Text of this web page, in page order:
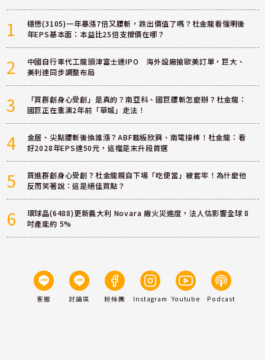
1
穩懋(3105)一年暴漲7倍又腰斬，跌出價值了嗎？杜金龍看懂明後
年EPS基本面：本益比25倍支撐價在哪？
2
中國自行車代工龍頭津富士達IPO 海外設廠搶歐美訂單，巨大、
美利達同步調整布局
3
「買群創身心受創」是真的？南亞科、國巨腰斬怎麼辦？杜金龍：
國巨正在重演2年前「華城」走法！
4
金居、尖點腰斬後換誰漲？ABF載板欣興、南電接棒！杜金龍：看
好2028年EPS達50元，這檔是末升段首選
5
買進群創身心受創？杜金龍親自下場「吃便當」被套牢！為什麼他
反而笑著說：這是絕佳買點？
6
環球晶(6488)更新義大利 Novara 廠火災進度，法人估影響全球 8
吋產能約 5%
客服 討論區 粉絲團 Instagram Youtube Podcast